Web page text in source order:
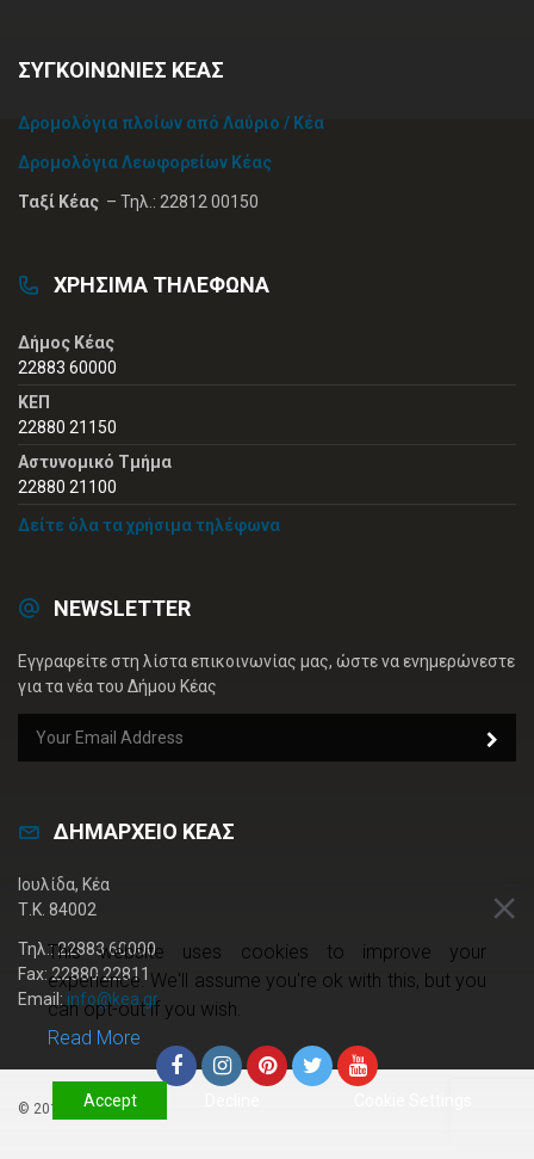
ΣΥΓΚΟΙΝΩΝΙΕΣ ΚΕΑΣ
Δρομολόγια πλοίων από Λαύριο / Κέα
Δρομολόγια Λεωφορείων Κέας
Ταξί Κέας – Τηλ.: 22812 00150
ΧΡΗΣΙΜΑ ΤΗΛΕΦΩΝΑ
Δήμος Κέας
22883 60000
ΚΕΠ
22880 21150
Αστυνομικό Τμήμα
22880 21100
Δείτε όλα τα χρήσιμα τηλέφωνα
NEWSLETTER
Εγγραφείτε στη λίστα επικοινωνίας μας, ώστε να ενημερώνεστε
για τα νέα του Δήμου Κέας
ΔΗΜΑΡΧΕΙΟ ΚΕΑΣ
Ιουλίδα, Κέα
Τ.Κ. 84002
Τηλ.: 22883 60000
Fax: 22880 22811
Email: info@kea.gr
© 2019 kea.gr
This website uses cookies to improve your
experience. We'll assume you're ok with this, but you
can opt-out if you wish.
Read More
Accept